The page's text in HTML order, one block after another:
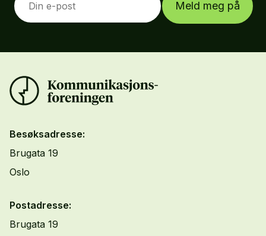
Meld meg på
Besøksadresse:
Brugata 19
Oslo
Postadresse:
Brugata 19